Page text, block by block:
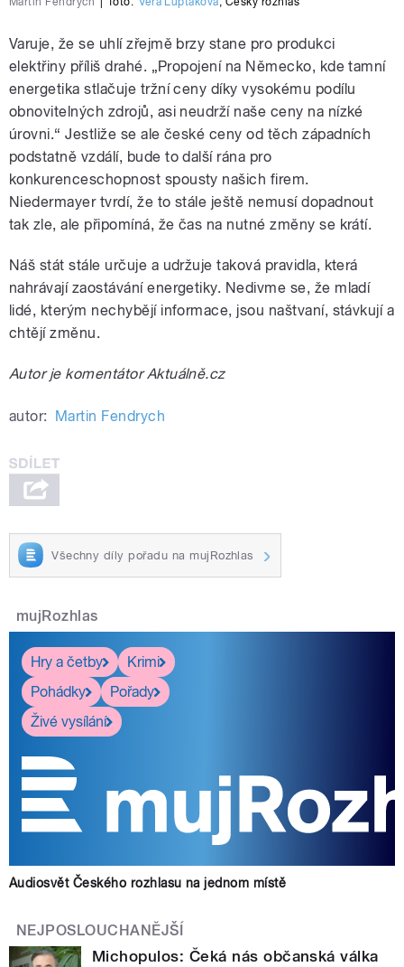
Varuje, že se uhlí zřejmě brzy stane pro produkci
elektřiny příliš drahé. „Propojení na Německo, kde tamní
energetika stlačuje tržní ceny díky vysokému podílu
obnovitelných zdrojů, asi neudrží naše ceny na nízké
úrovni.“ Jestliže se ale české ceny od těch západních
podstatně vzdálí, bude to další rána pro
konkurenceschopnost spousty našich firem.
Niedermayer tvrdí, že to stále ještě nemusí dopadnout
tak zle, ale připomíná, že čas na nutné změny se krátí.
Náš stát stále určuje a udržuje taková pravidla, která
nahrávají zaostávání energetiky. Nedivme se, že mladí
lidé, kterým nechybějí informace, jsou naštvaní, stávkují a
chtějí změnu.
Autor je komentátor Aktuálně.cz
autor: Martin Fendrych
Všechny díly pořadu na mujRozhlas
mujRozhlas
Hry a četby
Krimi
Pohádky
Pořady
Živé vysílání
Audiosvět Českého rozhlasu na jednom místě
NEJPOSLOUCHANĚJŠÍ
Michopulos: Čeká nás občanská válka